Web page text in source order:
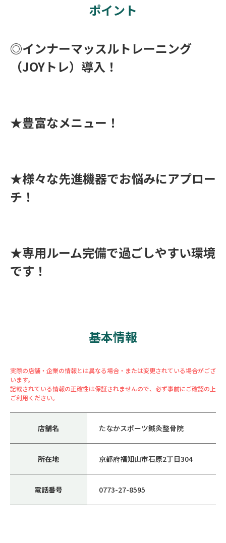
ポイント
◎インナーマッスルトレーニング
（JOYトレ）導入！
★豊富なメニュー！
★様々な先進機器でお悩みにアプロー
チ！
★専用ルーム完備で過ごしやすい環境
です！
基本情報
実際の店舗・企業の情報とは異なる場合・または変更されている場合がござ
います。
記載されている情報の正確性は保証されませんので、必ず事前にご確認の上
ご利用ください。
店舗名 たなかスポーツ鍼灸整骨院
所在地 京都府福知山市石原2丁目304
電話番号 0773-27-8595